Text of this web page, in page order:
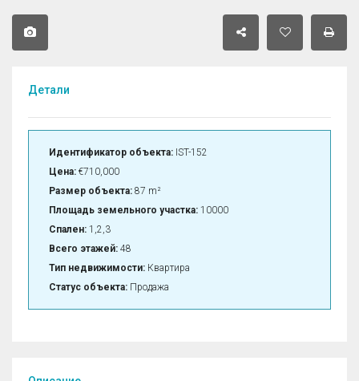
Детали
Идентификатор объекта: IST-152
Цена: €710,000
Размер объекта: 87 m²
Площадь земельного участка: 10000
Спален: 1,2,3
Всего этажей: 48
Тип недвижимости: Квартира
Статус объекта: Продажа